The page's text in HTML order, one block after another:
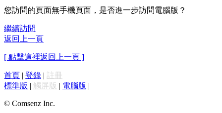
您訪問的頁面無手機頁面，是否進一步訪問電腦版？
繼續訪問
返回上一頁
[ 點擊這裡返回上一頁 ]
首頁 | 登錄 | 註冊
標準版 | 觸屏版 | 電腦版 |
© Comsenz Inc.